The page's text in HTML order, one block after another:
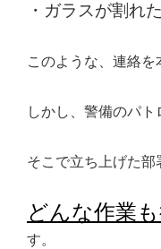
・ガラスが割れ
このような、連絡を
しかし、警備のパト
そこで立ち上げた部
どんな作業も
す。